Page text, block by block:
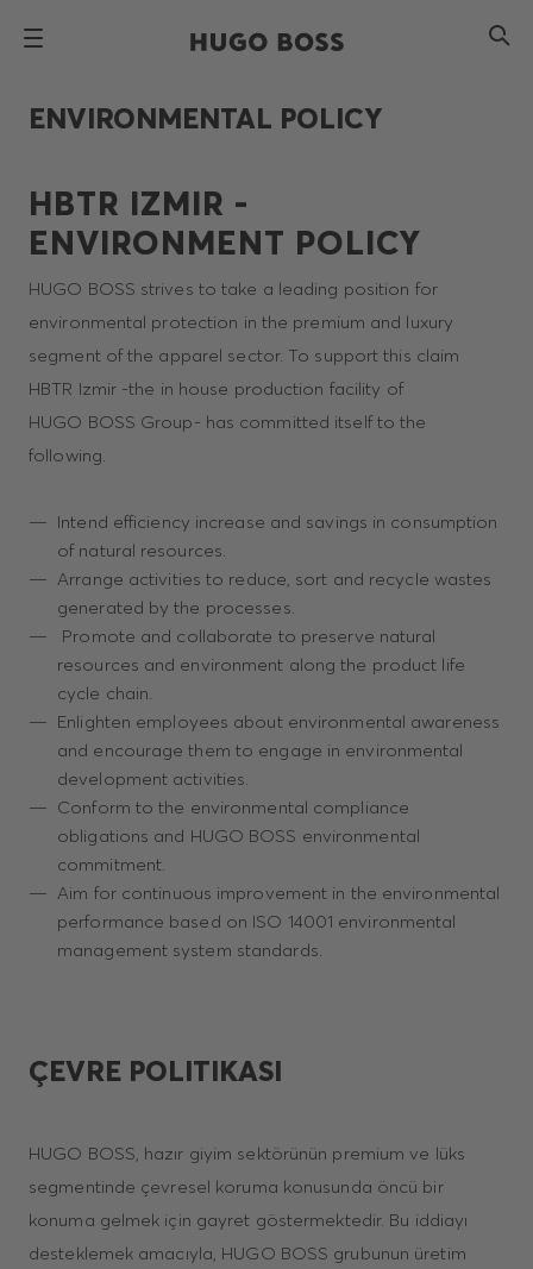
ENVIRONMENTAL POLICY
HBTR IZMIR -
ENVIRONMENT POLICY
HUGO BOSS strives to take a leading position for
environmental protection in the premium and luxury
segment of the apparel sector. To support this claim
HBTR Izmir -the in house production facility of
HUGO BOSS Group- has committed itself to the
following.
Intend efficiency increase and savings in consumption
of natural resources.
Arrange activities to reduce, sort and recycle wastes
generated by the processes.
Promote and collaborate to preserve natural
resources and environment along the product life
cycle chain.
Enlighten employees about environmental awareness
and encourage them to engage in environmental
development activities.
Conform to the environmental compliance
obligations and HUGO BOSS environmental
commitment.
Aim for continuous improvement in the environmental
performance based on ISO 14001 environmental
management system standards.
ÇEVRE POLITIKASI
HUGO BOSS, hazır giyim sektörünün premium ve lüks
segmentinde çevresel koruma konusunda öncü bir
konuma gelmek için gayret göstermektedir. Bu iddiayı
desteklemek amacıyla, HUGO BOSS grubunun üretim